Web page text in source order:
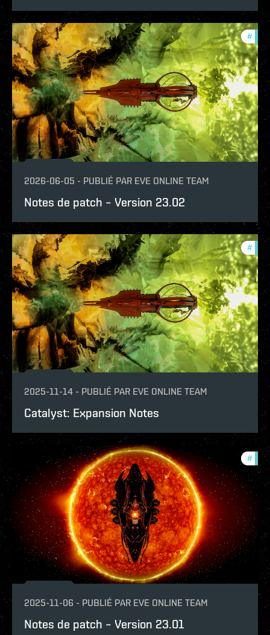
#
2026-06-05 - PUBLIÉ PAR EVE ONLINE TEAM
Notes de patch – Version 23.02
#
2025-11-14 - PUBLIÉ PAR EVE ONLINE TEAM
Catalyst: Expansion Notes
#
2025-11-06 - PUBLIÉ PAR EVE ONLINE TEAM
Notes de patch – Version 23.01